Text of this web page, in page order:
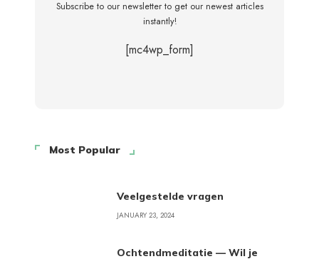
Subscribe to our newsletter to get our newest articles
instantly!
[mc4wp_form]
Most Popular
Veelgestelde vragen
JANUARY 23, 2024
Ochtendmeditatie — Wil je